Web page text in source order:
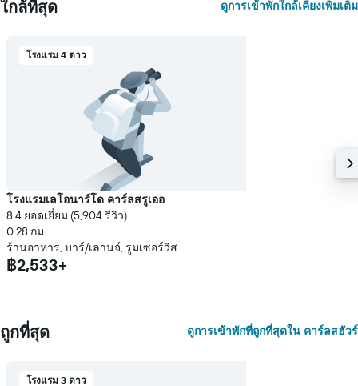
เฉลี่ย
พัก
ใกล้ที่สุด ดูการเข้าพักใกล้เคียงเพิ่มเติม
โรงแรม 4 ดาว
โรงแรมเลโอนาร์โด คาร์ลสรูเออ
8.4 ยอดเยี่ยม (5,904 รีวิว)
0.28 กม.
ร้านอาหาร, บาร์/เลานจ์, รูมเซอร์วิส
฿2,533+
ถูกที่สุด ดูการเข้าพักที่ถูกที่สุดใน คาร์ลสฮัวร์
โรงแรม 3 ดาว